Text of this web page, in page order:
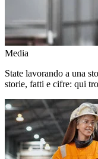
Media
State lavorando a una
storie, fatti e cifre: qui